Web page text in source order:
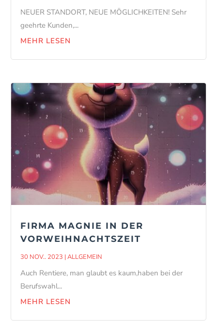
NEUER STANDORT, NEUE MÖGLICHKEITEN! Sehr
geehrte Kunden,...
MEHR LESEN
FIRMA MAGNIE IN DER
VORWEIHNACHTSZEIT
30 NOV.. 2023 |ALLGEMEIN
Auch Rentiere, man glaubt es kaum,haben bei der
Berufswahl...
MEHR LESEN